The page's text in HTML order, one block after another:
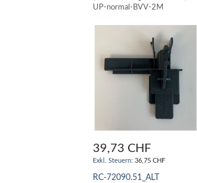
UP-normal-BVV-2M
39,73 CHF
36,75 CHF
RC-72090.51_ALT